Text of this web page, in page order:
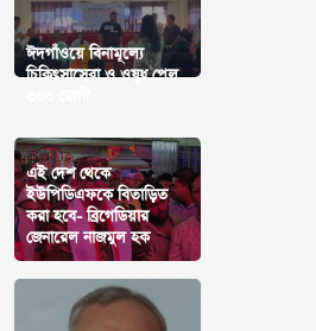
ঈদগাঁওয়ে বিনামূল্যে
চিকিৎসাসেবা ও ওষুধ পেল
এই দেশ থেকে
ইউপিডিএফকে বিতাড়িত
করা হবে- ব্রিগেডিয়ার
জেনারেল নাজমুল হক